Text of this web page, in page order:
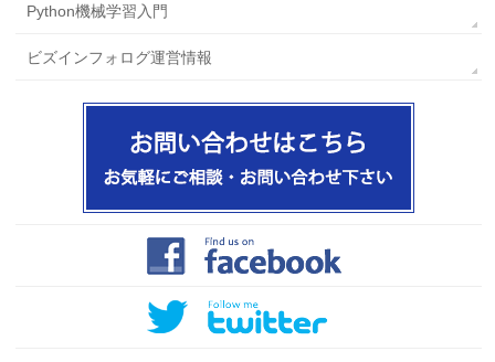
Python機械学習入門
ビズインフォログ運営情報